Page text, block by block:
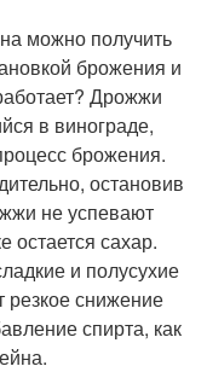
можно получить
брожения и
Дрожжи
в винограде,
брожения.
остановив
не успевают
остается сахар.
и полусухие
снижение
спирта, как